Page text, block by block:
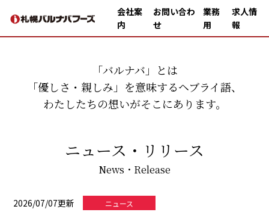
会社案
内
お問い合わ
せ
業務
用
求人情
報
「バルナバ」とは
「優しさ・親しみ」を意味するヘブライ語、
わたしたちの想いがそこにあります。
ニュース・リリース
News・Release
2026/07/07更新 ニュース